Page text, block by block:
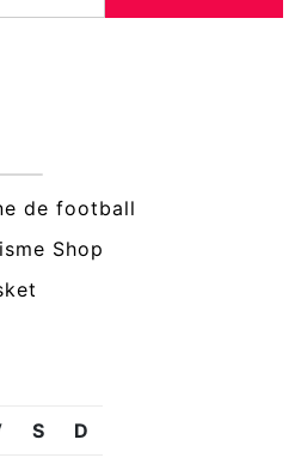
de football
Shop
S D